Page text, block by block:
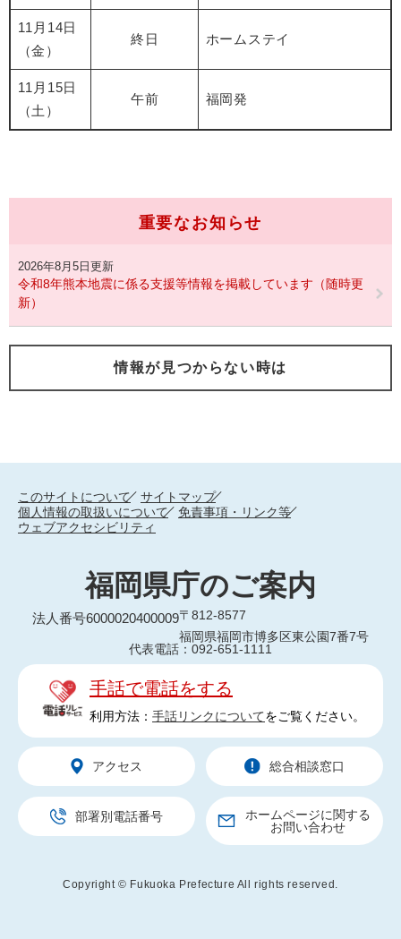
11月14日
（金）
終日 ホームステイ
11月15日
（土）
午前 福岡発
重要なお知らせ
2026年8月5日更新
令和8年熊本地震に係る支援等情報を掲載しています（随時更
新）
情報が見つからない時は
このサイトについて
サイトマップ
個人情報の取扱いについて
免責事項・リンク等
ウェブアクセシビリティ
福岡県庁のご案内
法人番号6000020400009〒812-8577
福岡県福岡市博多区東公園7番7号
代表電話：092-651-1111
手話で電話をする
利用方法： 手話リンクについてをご覧ください。
アクセス 総合相談窓口
部署別電話番号
ホームページに関する
お問い合わせ
Copyright © Fukuoka Prefecture All rights reserved.